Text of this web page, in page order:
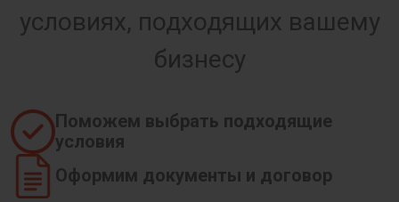
условиях, подходящих вашему
бизнесу
Поможем выбрать подходящие
условия
Оформим документы и договор